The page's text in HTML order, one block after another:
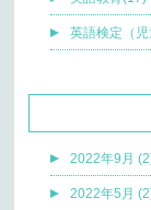
英語検定（
2022年9月
2022年5月